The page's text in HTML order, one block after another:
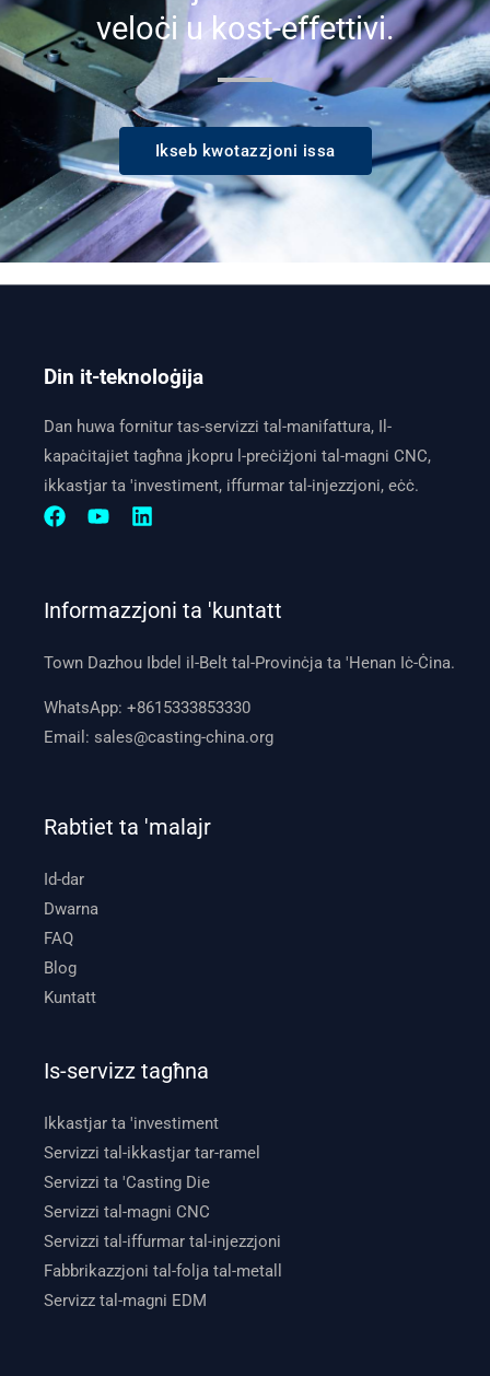
veloċi u kost-effettivi.
Ikseb kwotazzjoni issa
Din it-teknoloġija
Dan huwa fornitur tas-servizzi tal-manifattura, Il-
kapaċitajiet tagħna jkopru l-preċiżjoni tal-magni CNC,
ikkastjar ta 'investiment, iffurmar tal-injezzjoni, eċċ.
Informazzjoni ta 'kuntatt
Town Dazhou Ibdel il-Belt tal-Provinċja ta 'Henan Iċ-Ċina.
WhatsApp:+8615333853330
Email:sales@casting-china.org
Rabtiet ta 'malajr
Id-dar
Dwarna
FAQ
Blog
Kuntatt
Is-servizz tagħna
Ikkastjar ta 'investiment
Servizzi tal-ikkastjar tar-ramel
Servizzi ta 'Casting Die
Servizzi tal-magni CNC
Servizzi tal-iffurmar tal-injezzjoni
Fabbrikazzjoni tal-folja tal-metall
Servizz tal-magni EDM